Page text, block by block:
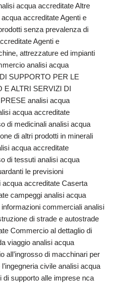
acqua accreditate Altre
accreditate Agenti e
senza prevalenza di
Agenti e
attrezzature ed impianti
analisi acqua
SUPPORTO PER LE
E ALTRI SERVIZI DI
analisi acqua
acqua accreditate
di medicinali analisi acqua
di altri prodotti in minerali
acqua accreditate
di tessuti analisi acqua
le previsioni
acqua accreditate Caserta
campeggi analisi acqua
commerciali analisi
di strade e autostrade
Commercio al dettaglio di
viaggio analisi acqua
all’ingrosso di macchinari per
l’ingegneria civile analisi acqua
di supporto alle imprese nca